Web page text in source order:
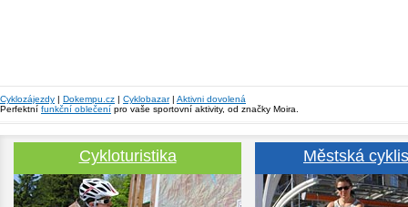
Cyklozájezdy | Dokempu.cz | Cyklobazar| Aktivni dovolená
Perfektní funkční oblečení pro vaše sportovní aktivity, od značky Moira.
Cykloturistika Městská